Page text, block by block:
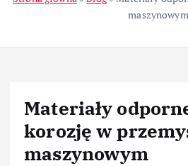
maszynowym
Materiały
korozję w
maszynowym